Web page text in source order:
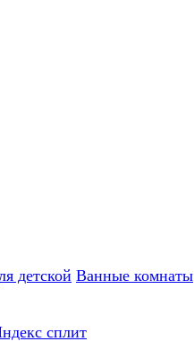
детской Ванные комнаты
сплит